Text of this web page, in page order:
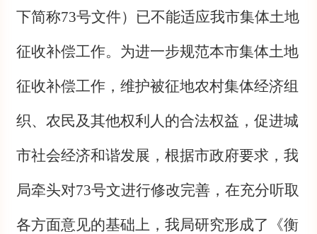
下简称73号文件）已不能适应我市集体土地
征收补偿工作。为进一步规范本市集体土地
征收补偿工作，维护被征地农村集体经济组
织、农民及其他权利人的合法权益，促进城
市社会经济和谐发展，根据市政府要求，我
局牵头对73号文进行修改完善，在充分听取
各方面意见的基础上，我局研究形成了《衡